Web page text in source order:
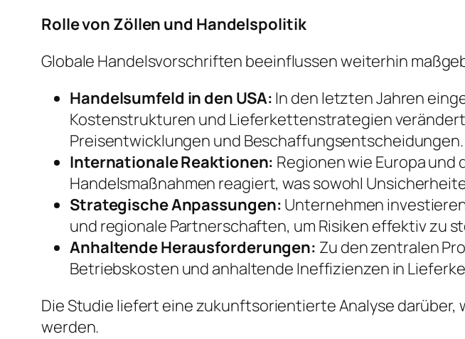
Rolle von Zöllen und Handelspolitik
Globale Handelsvorschriften beeinflussen weiterhin
Handelsumfeld in den USA: In den letzten Jahren
Kostenstrukturen und Lieferkettenstrategien
Preisentwicklungen und Beschaffungsentscheidungen.
Internationale Reaktionen: Regionen wie Europa
Handelsmaßnahmen reagiert, was sowohl
Strategische Anpassungen: Unternehmen
und regionale Partnerschaften, um Risiken effektiv zu
Anhaltende Herausforderungen: Zu den zentralen
Betriebskosten und anhaltende Ineffizienzen in
Die Studie liefert eine zukunftsorientierte Analyse darüber,
werden.